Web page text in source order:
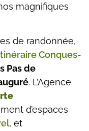
magnifiques
de randonnée,
Conques-
Pas de
. L’Agence
d’espaces
, et